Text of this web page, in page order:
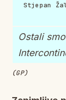
Stjepan
Ostali
(GP)